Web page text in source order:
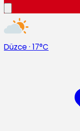
Düzce · 17°C